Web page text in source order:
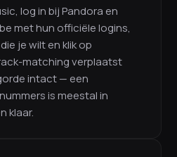
log in bij Pandora en
met hun officiële logins,
je wilt en klik op
matching verplaatst
intact — een
is meestal in
klaar.